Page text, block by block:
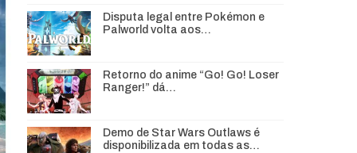
Disputa legal entre Pokémon e
Palworld volta aos…
Retorno do anime “Go! Go! Loser
Ranger!” dá…
Demo de Star Wars Outlaws é
disponibilizada em todas as…